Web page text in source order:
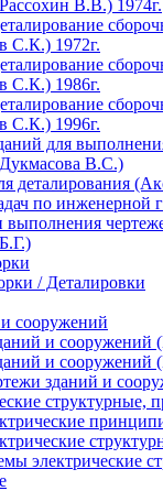
В.В.) 1974г.
С.К.) 1972г.
С.К.) 1986г.
С.К.) 1996г.
для
В.С.)
деталирования
по инженерной
выполнения
/ Деталировки
сооружений
и
и
зданий и
структурные,
электрические